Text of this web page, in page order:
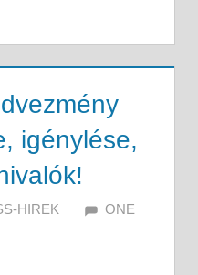
igénylése,
HIREK
ONE